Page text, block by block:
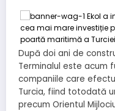
După doi ani de
Terminalul este acum
companiile care
Turcia, fiind totodată
precum Orientul